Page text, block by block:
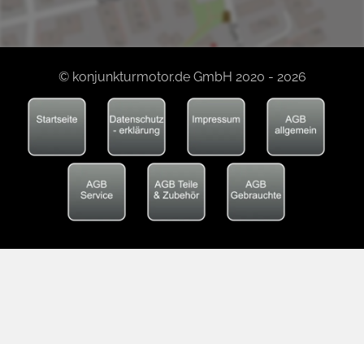
© konjunkturmotor.de GmbH 2020 - 2026